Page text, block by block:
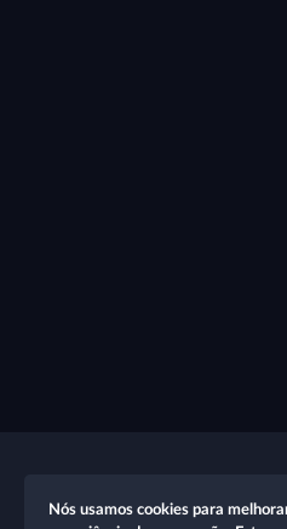
Nós usamos cookies para